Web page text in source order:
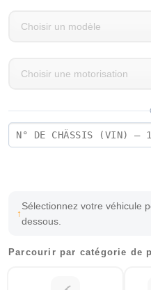
Sélectionnez votre véhicule
dessous.
Parcourir par catégorie de